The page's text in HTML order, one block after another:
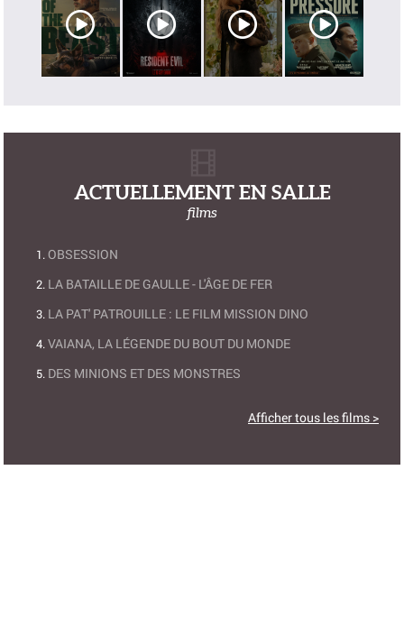
ACTUELLEMENT EN SALLE
films
OBSESSION
LA BATAILLE DE GAULLE - L'ÂGE DE FER
LA PAT' PATROUILLE : LE FILM MISSION DINO
VAIANA, LA LÉGENDE DU BOUT DU MONDE
DES MINIONS ET DES MONSTRES
Afficher tous les films >